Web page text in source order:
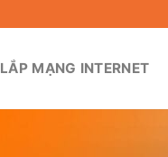
LẮP MẠNG INTERNET